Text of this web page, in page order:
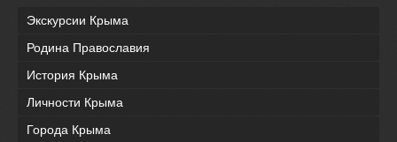
Экскурсии Крыма
Родина Православия
История Крыма
Личности Крыма
Города Крыма